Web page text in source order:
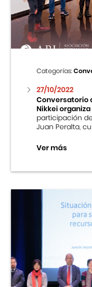
Centro Cultural
Cursos
Museo de la
Fondo Editorial
Teatro
Categorías:
27/10/2022
Conversatorio
Nikkei organiza
participación
Juan Peralta,
Ver más